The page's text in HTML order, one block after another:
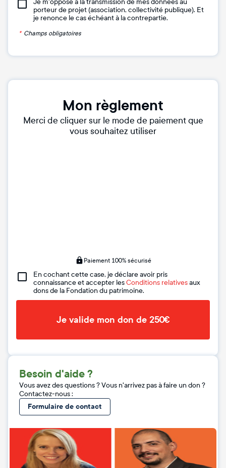
porteur de projet (association, collectivité publique). Et
je renonce le cas échéant à la contrepartie.
* Champs obligatoires
Mon règlement
Merci de cliquer sur le mode de paiement que
vous souhaitez utiliser
Paiement 100% sécurisé
En cochant cette case, je déclare avoir pris
connaissance et accepter lesConditions relativesaux
dons de la Fondation du patrimoine.
Je valide mon don de 250€
Besoin d'aide ?
Vous avez des questions ? Vous n'arrivez pas à faire un don ?
Contactez-nous :
Formulaire de contact